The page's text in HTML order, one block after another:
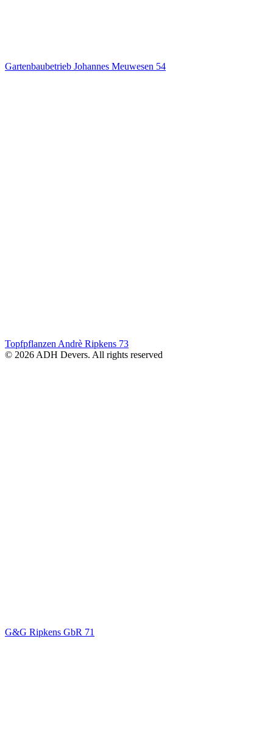
Gartenbaubetrieb Johannes Meuwesen 54
Topfpflanzen Andrè Ripkens 73
© 2026 ADH Devers. All rights reserved
G&G Ripkens GbR 71